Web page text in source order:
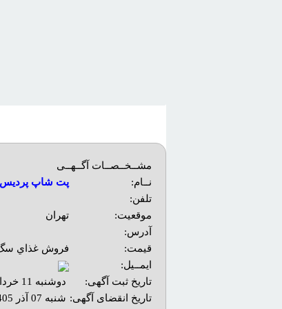
مشــخــصــات آگــهــی
نــام:
پت شاپ پردیس
تلفن:
موقعیت:
تهران
آدرس:
قیمت:
فروش غذاي
ایمــیل:
تاریخ ثبت آگهی:
دوشنبه 11 خرداد 1405
تاریخ انقضای آگهی: شنبه 07 آذر 1405